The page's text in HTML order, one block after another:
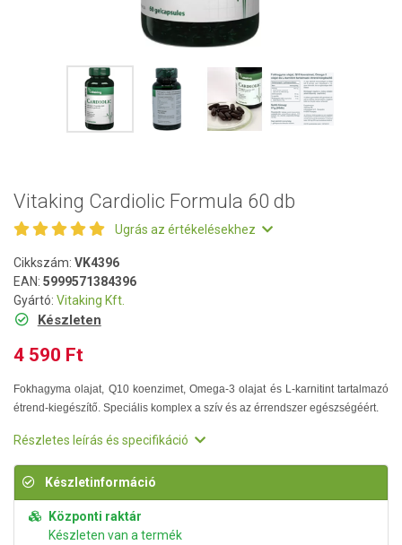
Vitaking Cardiolic Formula 60 db
Ugrás az értékelésekhez
Cikkszám: VK4396
EAN: 5999571384396
Gyártó: Vitaking Kft.
Készleten
4 590 Ft
Fokhagyma olajat, Q10 koenzimet, Omega-3 olajat és L-karnitint tartalmazó
étrend-kiegészítő. Speciális komplex a szív és az érrendszer egészségéért.
Részletes leírás és specifikáció
Készletinformáció
Központi raktár
Készleten van a termék